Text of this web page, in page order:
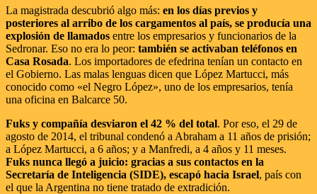
La magistrada descubrió algo más: en los días previos y
posteriores al arribo de los cargamentos al país, se producía una
explosión de llamados entre los empresarios y funcionarios de la
Sedronar. Eso no era lo peor: también se activaban teléfonos en
Casa Rosada. Los importadores de efedrina tenían un contacto en
el Gobierno. Las malas lenguas dicen que López Martucci, más
conocido como «el Negro López», uno de los empresarios, tenía
una oficina en Balcarce 50.
Fuks y compañía desviaron el 42 % del total. Por eso, el 29 de
agosto de 2014, el tribunal condenó a Abraham a 11 años de prisión;
a López Martucci, a 6 años; y a Manfredi, a 4 años y 11 meses.
Fuks nunca llegó a juicio: gracias a sus contactos en la
Secretaría de Inteligencia (SIDE), escapó hacia Israel, país con
el que la Argentina no tiene tratado de extradición.